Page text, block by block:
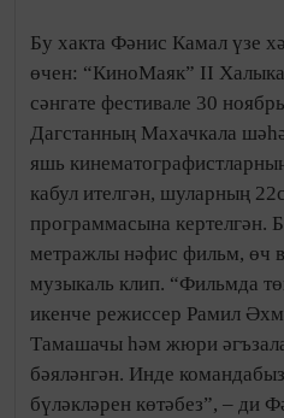
Бу хакта Фәнис Камал үзе
өчен: “КиноМаяк” II
сәнгате фестивале 30
Дагстанның Махачкала
яшь
кабул ителгән, шуларның
программасына кертелгән.
метражлы нәфис фильм, өч
музыкаль клип. “Фильмда
икенче режиссер Рамил
Тамашачы һәм жюри
бәяләнгән. Инде
бүләкләрен көтәбез”, – ди